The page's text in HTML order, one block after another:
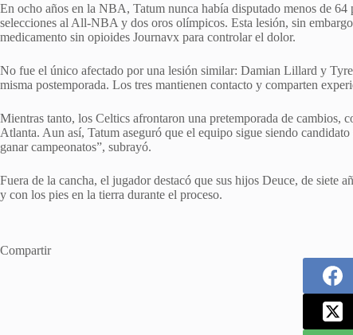
En ocho años en la NBA, Tatum nunca había disputado menos de
selecciones al All-NBA y dos oros olímpicos. Esta lesión, sin
medicamento sin opioides Journavx para controlar el dolor.
No fue el único afectado por una lesión similar: Damian Lillard y
misma postemporada. Los tres mantienen contacto y comparten
Mientras tanto, los Celtics afrontaron una pretemporada de cambios,
Atlanta. Aun así, Tatum aseguró que el equipo sigue siendo
ganar campeonatos”, subrayó.
Fuera de la cancha, el jugador destacó que sus hijos Deuce, de siete
y con los pies en la tierra durante el proceso.
Compartir